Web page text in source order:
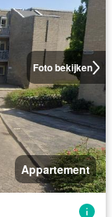
Foto bekijken
Appartement